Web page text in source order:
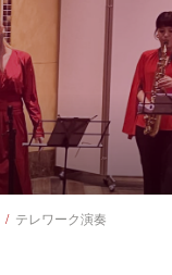
テレワーク演奏